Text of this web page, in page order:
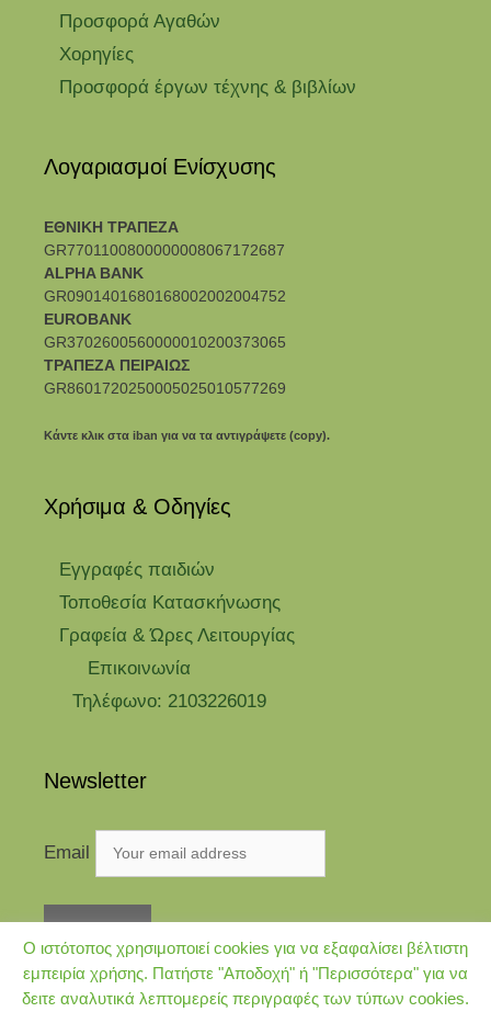
Προσφορά Αγαθών
Χορηγίες
Προσφορά έργων τέχνης & βιβλίων
Λογαριασμοί Ενίσχυσης
ΕΘΝΙΚΗ ΤΡΑΠΕΖΑ
GR7701100800000008067172687
ALPHA BANK
GR0901401680168002002004752
EUROBANK
GR3702600560000010200373065
ΤΡΑΠΕΖΑ ΠΕΙΡΑΙΩΣ
GR8601720250005025010577269
Κάντε κλικ στα iban για να τα αντιγράψετε (copy).
Χρήσιμα & Οδηγίες
Eγγραφές παιδιών
Τοποθεσία Κατασκήνωσης
Γραφεία & Ώρες Λειτουργίας
Επικοινωνία
Τηλέφωνο: 2103226019
Newsletter
Email
Ο ιστότοπος χρησιμοποιεί cookies για να εξαφαλίσει βέλτιστη
εμπειρία χρήσης. Πατήστε "Αποδοχή" ή "Περισσότερα" για να
δειτε αναλυτικά λεπτομερείς περιγραφές των τύπων cookies.